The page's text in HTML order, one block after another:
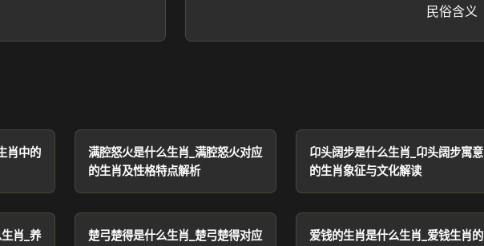
民俗含义
肖中的
满腔怒火是什么生肖_满腔怒火对应
的生肖及性格特点解析
卬头阔步是什么生肖_卬头阔步寓意
的生肖象征与文化解读
肖_养
楚弓楚得是什么生肖_楚弓楚得对应
爱钱的生肖是什么生肖_爱钱生肖的